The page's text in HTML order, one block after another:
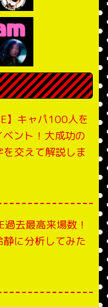
】キャパ100人を
ント！大成功の
交えて解説しま
去最高来場数！
に分析してみた